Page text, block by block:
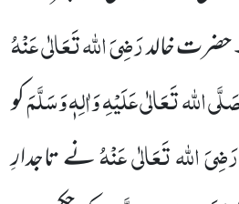
خالدرَضِیَ اللہ تَعَالٰی عَنْہُ
اللہ تَعَالٰی عَلَیْہِ وَاٰلِہٖوَسَلَّمَکو
رَضِیَ اللہ تَعَالٰی عَنْہُنے تاجدارِ